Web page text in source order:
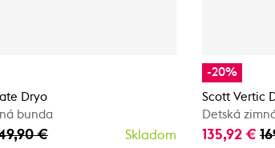
Dryo
bunda
€ Skladom
-20%
Scott Vertic
Detská
135,92 €